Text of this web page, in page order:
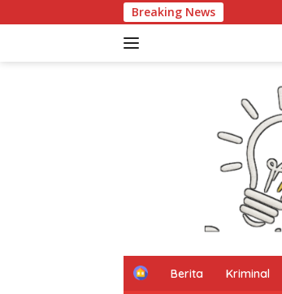
ke
Breaking News
H
Berita Kriminal